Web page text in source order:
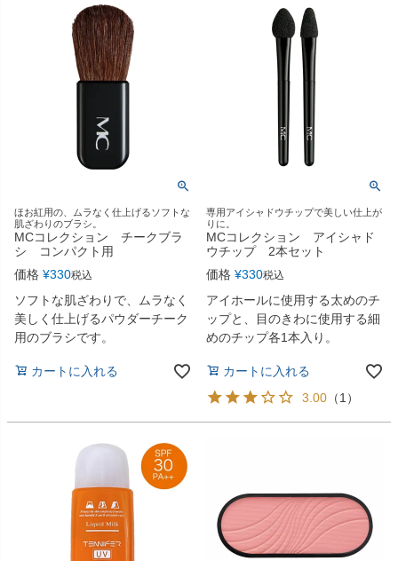
ほお紅用の、ムラなく仕上げるソフトな
肌ざわりのブラシ。
MCコレクション チークブラ
シ コンパクト用
価格 ¥330税込
ソフトな肌ざわりで、ムラなく
美しく仕上げるパウダーチーク
用のブラシです。
カートに入れる
専用アイシャドウチップで美しい仕上が
りに。
MCコレクション アイシャド
ウチップ 2本セット
価格 ¥330税込
アイホールに使用する太めのチ
ップと、目のきわに使用する細
めのチップ各1本入り。
カートに入れる
3.00 （1 ）